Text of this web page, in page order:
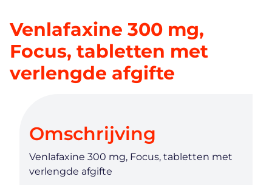
Venlafaxine 300 mg,
Focus, tabletten met
verlengde afgifte
Omschrijving
Venlafaxine 300 mg, Focus, tabletten met
verlengde afgifte